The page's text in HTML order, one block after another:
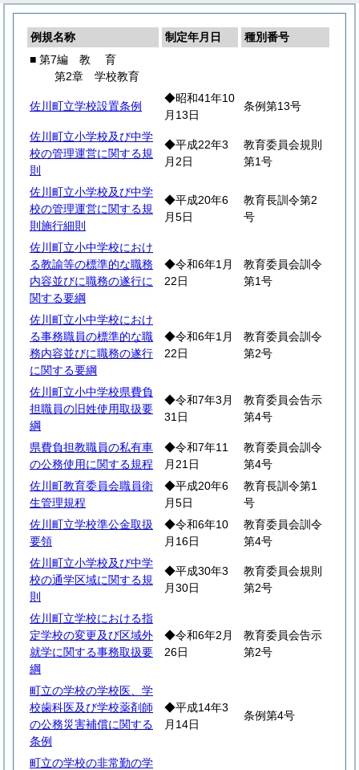
例規名称 制定年月日
種別番号
■ 第7編 教 育
第2章 学校教育
佐川町立学校設置条例
◆昭和41年10
月13日
条例第13号
佐川町立小学校及び中学
校の管理運営に関する規
則
◆平成22年3
月2日
教育委員会規則
第1号
佐川町立小学校及び中学
校の管理運営に関する規
則施行細則
◆平成20年6
月5日
教育長訓令第2
号
佐川町立小中学校におけ
る教諭等の標準的な職務
内容並びに職務の遂行に
関する要綱
◆令和6年1月
22日
教育委員会訓令
第1号
佐川町立小中学校におけ
る事務職員の標準的な職
務内容並びに職務の遂行
に関する要綱
◆令和6年1月
22日
教育委員会訓令
第2号
佐川町立小中学校県費負
担職員の旧姓使用取扱要
綱
◆令和7年3月
31日
教育委員会告示
第4号
県費負担教職員の私有車
の公務使用に関する規程
◆令和7年11
月21日
教育委員会訓令
第4号
佐川町教育委員会職員衛
生管理規程
◆平成20年6
月5日
教育長訓令第1
号
佐川町立学校準公金取扱
要領
◆令和6年10
月16日
教育委員会訓令
第4号
佐川町立小学校及び中学
校の通学区域に関する規
則
◆平成30年3
月30日
教育委員会規則
第2号
佐川町立学校における指
定学校の変更及び区域外
就学に関する事務取扱要
綱
◆令和6年2月
26日
教育委員会告示
第2号
町立の学校の学校医、学
校歯科医及び学校薬剤師
の公務災害補償に関する
条例
◆平成14年3
月14日
条例第4号
町立の学校の非常勤の学